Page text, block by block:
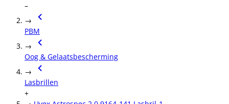
–
→
PBM
→
Oog & Gelaatsbescherming
→
Lasbrillen
+